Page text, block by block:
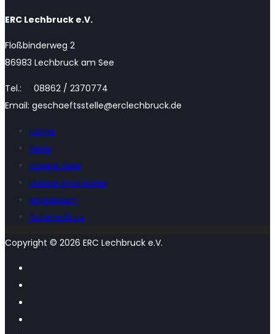
ERC Lechbruck e.V.
Floßbinderweg 2
86983 Lechbruck am See
Tel.: 08862 / 2370774
Email: geschaeftsstelle@erclechbruck.de
Home
News
Unsere Ziele
Unsere Sponsoren
Impressum
Datenschutz
Copyright © 2026 ERC Lechbruck e.V.